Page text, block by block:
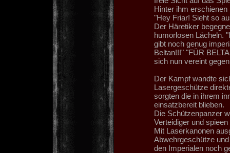
Hinter ihm erschienen
"Hey Friar! Sieht so
Der Häretiker
humorlosen Lächeln.
gibt noch genug
Beltan!!!" "FÜR
sich nun vereint
Der Kampf wandte
Lasergeschütze
sorgten die in ihrem
einsatzbereit blieben.
Die Schützenpanzer
Verteidiger und
Mit Laserkanonen
Abwehrgeschütze
den Imperialen noch